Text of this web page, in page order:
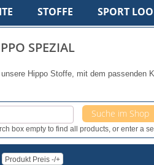
STOFFE SPORT
SPEZIAL
Hippo Stoffe, mit dem passenden
box empty to find all products, or enter a
Produkt Preis -/+